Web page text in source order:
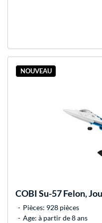
NOUVEAU
COBI Su-57 Felon,
Pièces: 928 pièces
Age: à partir de 8 ans